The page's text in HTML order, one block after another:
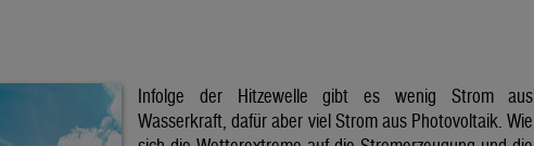
Infolge der Hitzewelle gibt es wenig Strom aus
Wasserkraft, dafür aber viel Strom aus Photovoltaik. Wie